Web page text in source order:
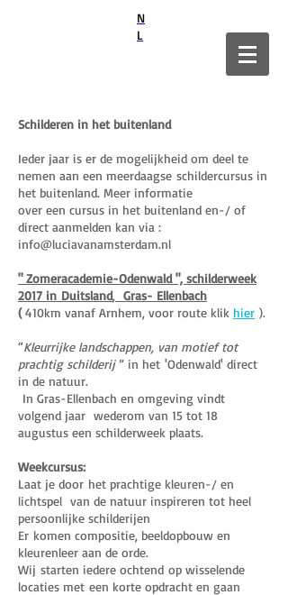
N
L
Schilderen in het buitenland
Ieder jaar is er de mogelijkheid om deel te
nemen aan een meerdaagse schildercursus in
het buitenland. Meer informatie
over een cursus in het buitenland en-/ of
direct aanmelden kan via :
info@luciavanamsterdam.nl
" Zomeracademie-Odenwald ", schilderweek
2017 in Duitsland, Gras- Ellenbach
(410km vanaf Arnhem, voor route klik hier ).
“Kleurrijke landschappen, van motief tot
prachtig schilderij” in het 'Odenwald' direct
in de natuur.
In Gras-Ellenbach en omgeving vindt
volgend jaar wederom van 15 tot 18
augustus een schilderweek plaats.
Weekcursus:
Laat je door het prachtige kleuren-/ en
lichtspel van de natuur inspireren tot heel
persoonlijke schilderijen
Er komen compositie, beeldopbouw en
kleurenleer aan de orde.
Wij starten iedere ochtend op wisselende
locaties met een korte opdracht en gaan